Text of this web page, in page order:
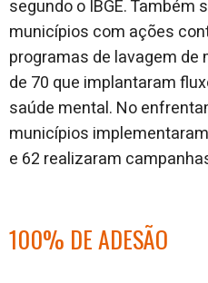
segundo o IBGE. Também
municípios com ações
programas de lavagem de
de 70 que implantaram
saúde mental. No
municípios
e 62 realizaram
100% DE ADESÃO